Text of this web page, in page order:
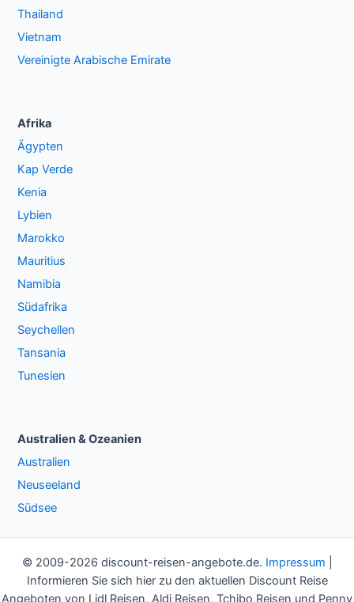
Thailand
Vietnam
Vereinigte Arabische Emirate
Afrika
Ägypten
Kap Verde
Kenia
Lybien
Marokko
Mauritius
Namibia
Südafrika
Seychellen
Tansania
Tunesien
Australien & Ozeanien
Australien
Neuseeland
Südsee
© 2009-2026 discount-reisen-angebote.de. Impressum
Informieren Sie sich hier zu den aktuellen Discount Reise
Angeboten von Lidl Reisen, Aldi Reisen, Tchibo Reisen und Penny